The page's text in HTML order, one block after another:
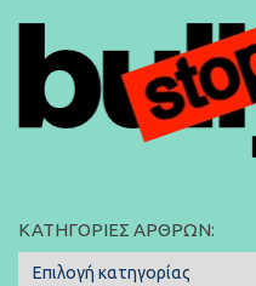
ΚΑΤΗΓΟΡΊΕΣ ΆΡΘΡΩΝ:
Κατηγορίες